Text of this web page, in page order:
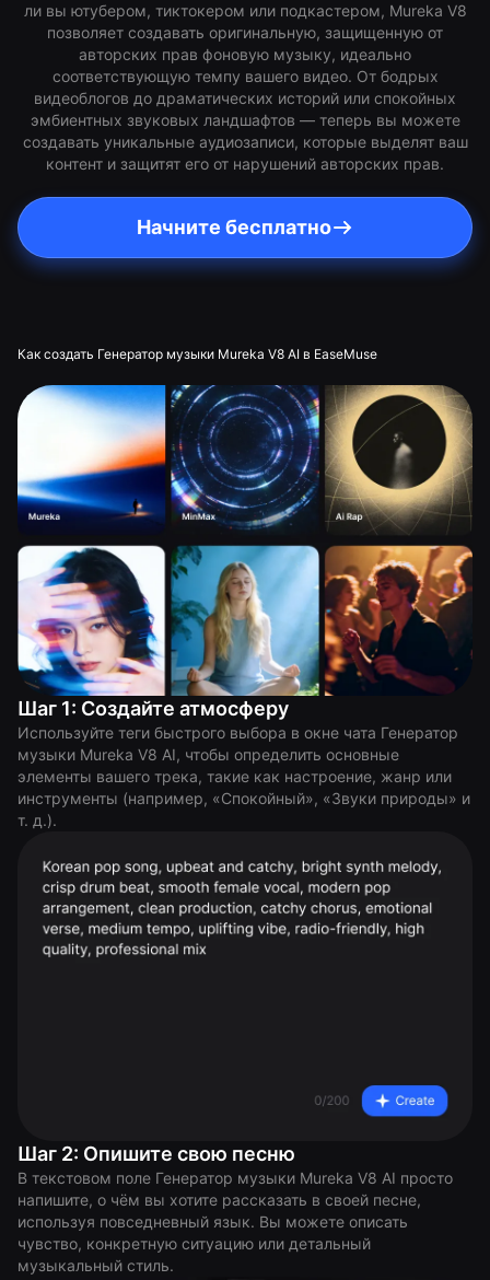
ли вы ютубером, тиктокером или подкастером, Mureka V8
позволяет создавать оригинальную, защищенную от
авторских прав фоновую музыку, идеально
соответствующую темпу вашего видео. От бодрых
видеоблогов до драматических историй или спокойных
эмбиентных звуковых ландшафтов — теперь вы можете
создавать уникальные аудиозаписи, которые выделят ваш
контент и защитят его от нарушений авторских прав.
Начните бесплатно
Как создать Генератор музыки Mureka V8 AI в EaseMuse
Шаг 1: Создайте атмосферу
Используйте теги быстрого выбора в окне чата Генератор
музыки Mureka V8 AI, чтобы определить основные
элементы вашего трека, такие как настроение, жанр или
инструменты (например, «Спокойный», «Звуки природы» и
т. д.).
Шаг 2: Опишите свою песню
В текстовом поле Генератор музыки Mureka V8 AI просто
напишите, о чём вы хотите рассказать в своей песне,
используя повседневный язык. Вы можете описать
чувство, конкретную ситуацию или детальный
музыкальный стиль.